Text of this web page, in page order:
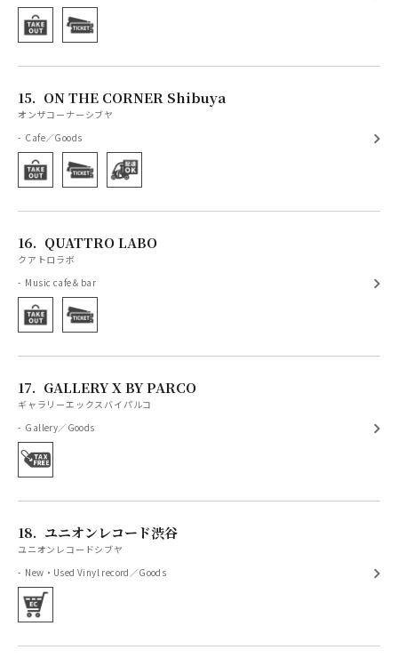
15. ON THE CORNER Shibuya
オンザコーナーシブヤ
Cafe／Goods
16. QUATTRO LABO
クアトロラボ
Music cafe＆bar
17. GALLERY X BY PARCO
ギャラリーエックスバイパルコ
Gallery／Goods
18. ユニオンレコード渋谷
ユニオンレコードシブヤ
New・Used Vinyl record／Goods